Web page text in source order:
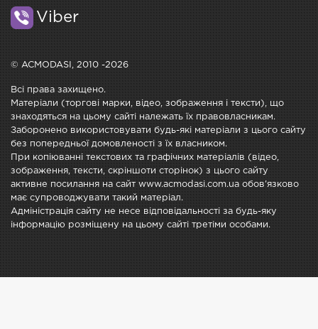
Viber
© ACMODASI, 2010 -2026
Всі права захищено.
Матеріали (торгові марки, відео, зображення і тексти), що
знаходяться на цьому сайті належать їх правовласникам.
Заборонено використовувати будь-які матеріали з цього сайту
без попередньої домовленості з їх власником.
При копіюванні текстових та графічних матеріалів (відео,
зображення, тексти, скріншоти сторінок) з цього сайту
активне посилання на сайт www.acmodasi.com.ua обов'язково
має супроводжувати такий матеріал.
Адміністрація сайту не несе відповідальності за будь-яку
інформацію розміщену на цьому сайті третіми особами.